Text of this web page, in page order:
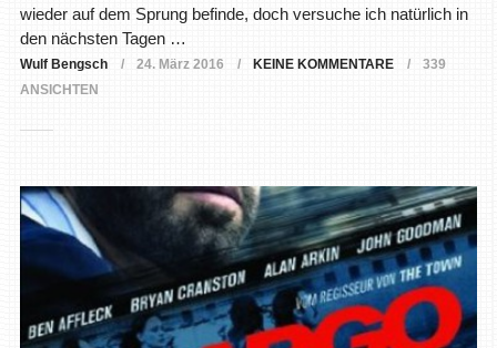
wieder auf dem Sprung befinde, doch versuche ich natürlich in
den nächsten Tagen …
Wulf Bengsch 24. März 2016 KEINE KOMMENTARE
339
ANSICHTEN